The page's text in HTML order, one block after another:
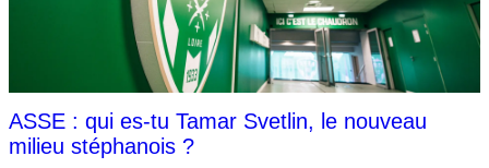
ASSE : qui es-tu Tamar Svetlin, le nouveau
milieu stéphanois ?